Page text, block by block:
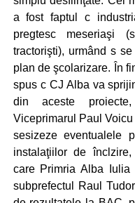
a fost faptul c
pregtesc meseriaşi
tractorişti), urmând s
plan de şcolarizare. În
spus c CJ Alba va
din aceste
Viceprimarul Paul
sesizeze eventualele
instalaţiilor de
care Primria Alba
subprefectul Raul